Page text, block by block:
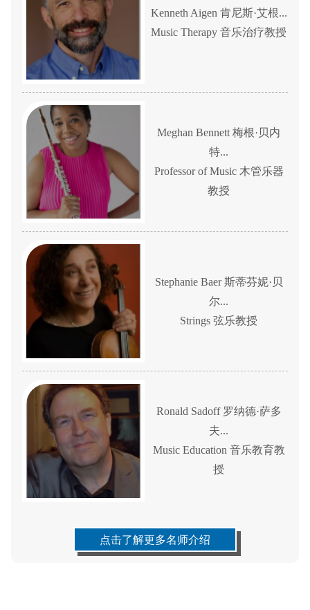
Kenneth Aigen 肯尼斯·艾根...
Music Therapy 音乐治疗教授
Meghan Bennett 梅根·贝内
特...
Professor of Music 木管乐器
教授
Stephanie Baer 斯蒂芬妮·贝
尔...
Strings 弦乐教授
Ronald Sadoff 罗纳德·萨多
夫...
Music Education 音乐教育教
授
点击了解更多名师介绍